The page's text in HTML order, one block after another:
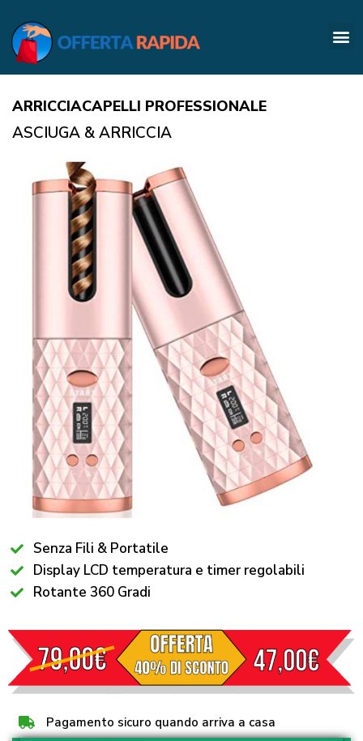
ARRICCIACAPELLI PROFESSIONALE
ASCIUGA & ARRICCIA
Senza Fili & Portatile
Display LCD temperatura e timer regolabili
Rotante 360 Gradi
Pagamento sicuro quando arriva a casa